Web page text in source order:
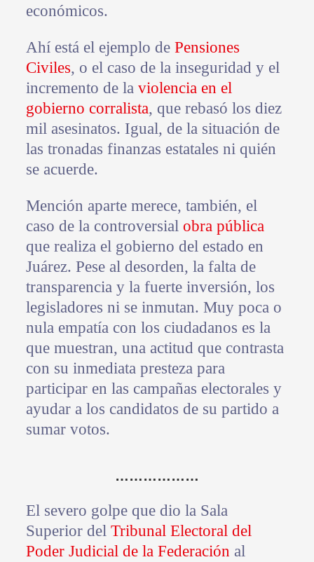
económicos.
Ahí está el ejemplo de Pensiones
Civiles, o el caso de la inseguridad y el
incremento de la violencia en el
gobierno corralista, que rebasó los diez
mil asesinatos. Igual, de la situación de
las tronadas finanzas estatales ni quién
se acuerde.
Mención aparte merece, también, el
caso de la controversial obra pública
que realiza el gobierno del estado en
Juárez. Pese al desorden, la falta de
transparencia y la fuerte inversión, los
legisladores ni se inmutan. Muy poca o
nula empatía con los ciudadanos es la
que muestran, una actitud que contrasta
con su inmediata presteza para
participar en las campañas electorales y
ayudar a los candidatos de su partido a
sumar votos.
………………
El severo golpe que dio la Sala
Superior del Tribunal Electoral del
Poder Judicial de la Federación al